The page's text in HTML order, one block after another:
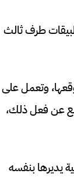
طرف ثالث
تجد مضيفا جديدا لموقعها، وتعمل على
عن فعل ذلك،
يديرها بنفسه